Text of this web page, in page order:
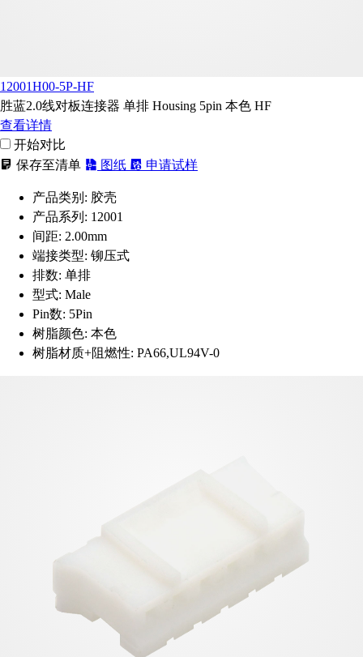
12001H00-5P-HF
胜蓝2.0线对板连接器 单排 Housing 5pin 本色 HF
查看详情
开始对比
保存至清单
图纸 申请试样
产品类别: 胶壳
产品系列: 12001
间距: 2.00mm
端接类型: 铆压式
排数: 单排
型式: Male
Pin数: 5Pin
树脂颜色: 本色
树脂材质+阻燃性: PA66,UL94V-0